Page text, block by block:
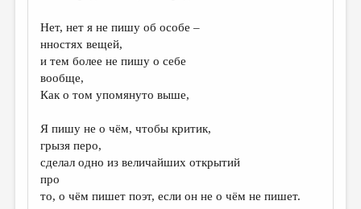
РЕЦЕНЗИРОВАНИЕ
ЦИКЛЫ ПУБЛИКАЦИЙ
ТРЕДИАКОВСКИЙ
МЕДИА
ВКОНТАКТЕ
Нет, нет я не пишу об особе –
нностях вещей,
и тем более не пишу о себе
вообще,
Как о том упомянуто выше,
Я пишу не о чём, чтобы критик,
грызя перо,
сделал одно из величайших открытий
про
то, о чём пишет поэт, если он не о чём не пишет.